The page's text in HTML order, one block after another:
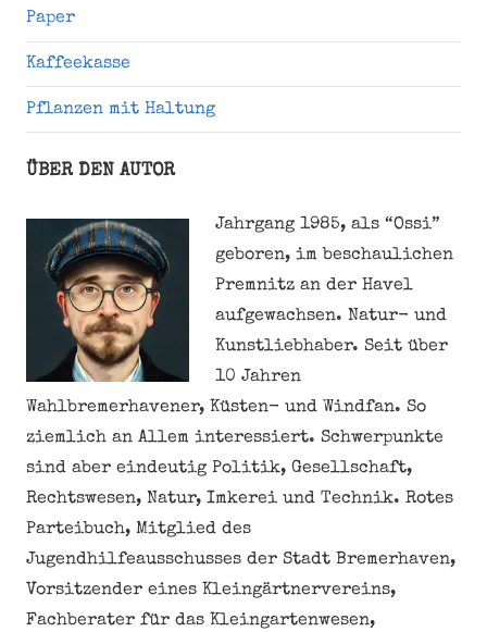
Paper
Kaffeekasse
Pflanzen mit Haltung
ÜBER DEN AUTOR
Jahrgang 1985, als “Ossi”
geboren, im beschaulichen
Premnitz an der Havel
aufgewachsen. Natur- und
Kunstliebhaber. Seit über
10 Jahren
Wahlbremerhavener, Küsten- und Windfan. So
ziemlich an Allem interessiert. Schwerpunkte
sind aber eindeutig Politik, Gesellschaft,
Rechtswesen, Natur, Imkerei und Technik. Rotes
Parteibuch, Mitglied des
Jugendhilfeausschusses der Stadt Bremerhaven,
Vorsitzender eines Kleingärtnervereins,
Fachberater für das Kleingartenwesen,